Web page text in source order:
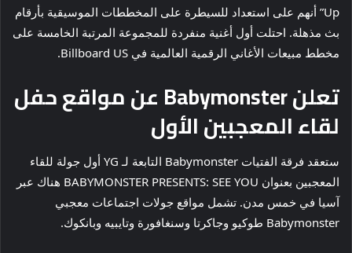
Up” أنهم على استعداد للسيطرة على المخططات الموسيقية بأرقام
بث مذهلة. احتلت أول أغنية منفردة للمجموعة المرتبة الخامسة على
مخطط مبيعات الأغاني الرقمية العالمية في Billboard US.
تعلن Babymonster عن مواقع حفل
لقاء المعجبين الأول
ستعقد فرقة الفتيات Babymonster التابعة لـ YG أول جولة للقاء
المعجبين بعنوان BABYMONSTER PRESENTS: SEE YOU هناك عبر
آسيا في خمس مدن. تشمل مواقع جولات اجتماعات معجبي
Babymonster طوكيو وجاكرتا وسنغافورة وتايبيه وبانكوك.